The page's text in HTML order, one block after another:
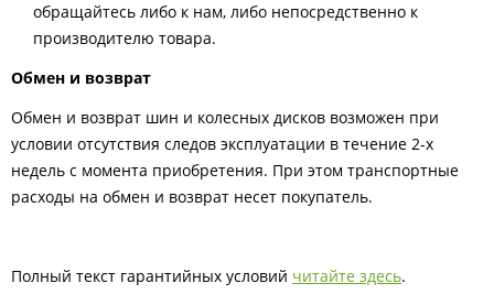
обращайтесь либо к нам, либо непосредственно к
производителю товара.
Обмен и возврат
Обмен и возврат шин и колесных дисков возможен при
условии отсутствия следов эксплуатации в течение 2-х
недель с момента приобретения. При этом транспортные
расходы на обмен и возврат несет покупатель.
Полный текст гарантийных условий читайте здесь.